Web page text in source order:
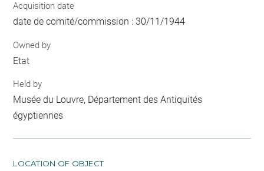
Acquisition date
date de comité/commission : 30/11/1944
Owned by
Etat
Held by
Musée du Louvre, Département des Antiquités
égyptiennes
LOCATION OF OBJECT